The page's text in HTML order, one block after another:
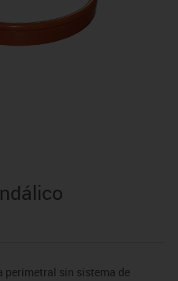
perimetral sin sistema de